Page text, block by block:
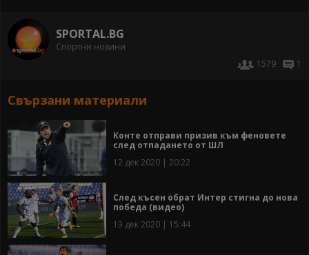
SPORTAL.BG
Спортни новини
1579
1
Свързани материали
Конте отправи призив към феновете
след отпадането от ШЛ
12 дек 2020 | 20:22
След късен обрат Интер стигна до нова
победа (видео)
13 дек 2020 | 15:44